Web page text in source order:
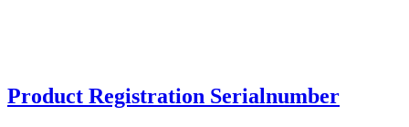
Product Registration Serialnumber